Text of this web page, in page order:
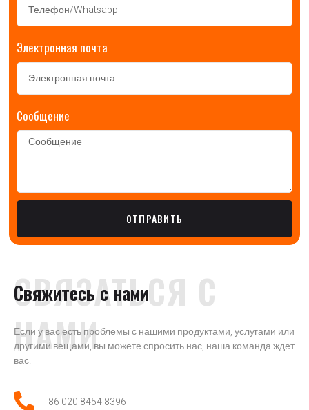
Электронная почта
Сообщение
ОТПРАВИТЬ
Свяжитесь с нами
СВЯЗАТЬСЯ С
НАМИ
Если у вас есть проблемы с нашими продуктами, услугами или
другими вещами, вы можете спросить нас, наша команда ждет
вас!
+86 020 8454 8396